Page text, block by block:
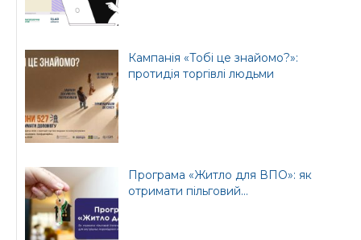
Кампанія «Тобі це знайомо?»:
протидія торгівлі людьми
Програма «Житло для ВПО»: як
отримати пільговий...